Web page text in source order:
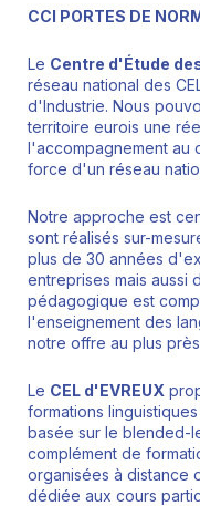
CCI PORTES DE
Le Centre d'Étude
réseau national des
d'Industrie. Nous
territoire eurois une
l'accompagnement au
force d'un réseau
Notre approche est
sont réalisés sur-
plus de 30 années
entreprises mais aussi
pédagogique est
l'enseignement des
notre offre au plus
Le CEL d'EVREUX
formations
basée sur le blended-
complément de
organisées à distance
dédiée aux cours